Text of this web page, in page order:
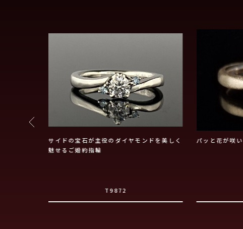
サイドの宝石が主役のダイヤモンドを美しく
魅せるご婚約指輪
T9872
パッと花が咲